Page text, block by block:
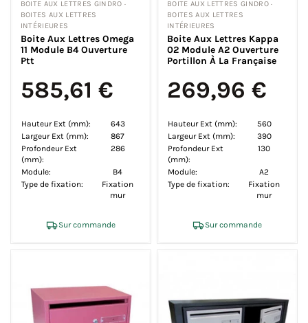
BOITE AUX LETTRES GINDRO ·
BOITES AUX LETTRES
INTÉRIEURES
Boite Aux Lettres Omega
11 Module B4 Ouverture
Ptt
585,61 €
Hauteur Ext (mm):
643
Largeur Ext (mm):
867
Profondeur Ext
(mm):
286
Module:
B4
Type de fixation:
Fixation
mur
Sur commande
BOITE AUX LETTRES GINDRO ·
BOITES AUX LETTRES
INTÉRIEURES
Boite Aux Lettres Kappa
02 Module A2 Ouverture
Portillon À La Française
269,96 €
Hauteur Ext (mm):
560
Largeur Ext (mm):
390
Profondeur Ext
(mm):
130
Module:
A2
Type de fixation:
Fixation
mur
Sur commande